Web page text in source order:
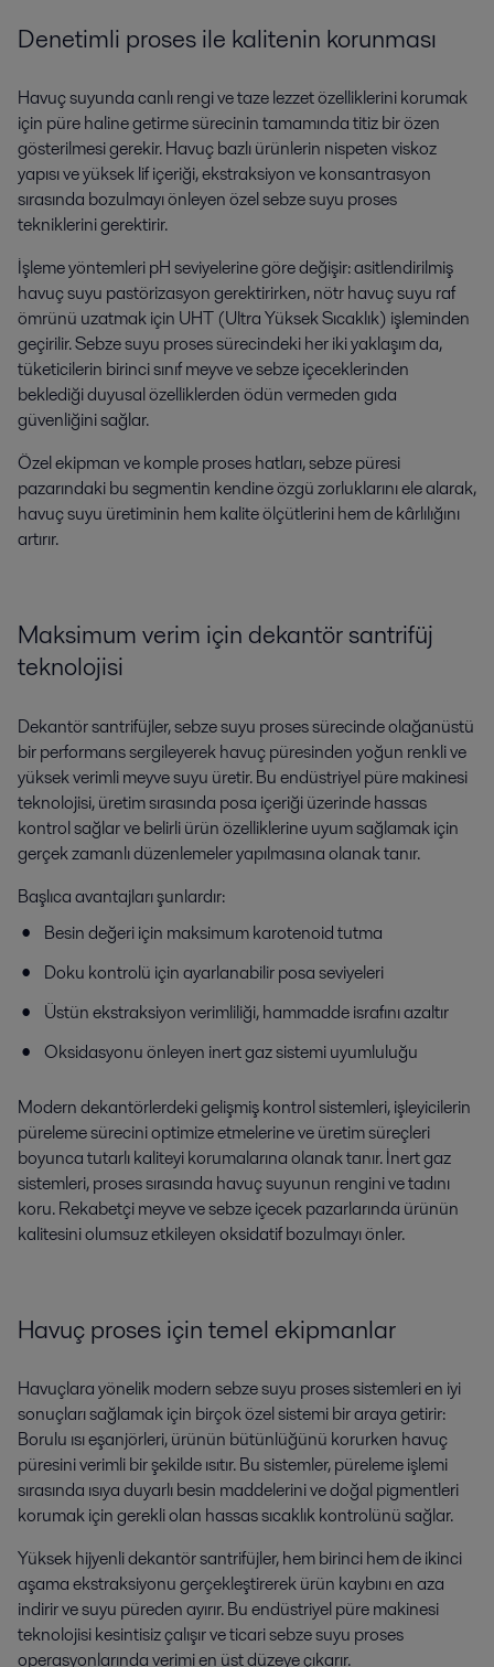
Denetimli proses ile kalitenin korunması
Havuç suyunda canlı rengi ve taze lezzet özelliklerini korumak
için püre haline getirme sürecinin tamamında titiz bir özen
gösterilmesi gerekir. Havuç bazlı ürünlerin nispeten viskoz
yapısı ve yüksek lif içeriği, ekstraksiyon ve konsantrasyon
sırasında bozulmayı önleyen özel sebze suyu proses
tekniklerini gerektirir.
İşleme yöntemleri pH seviyelerine göre değişir: asitlendirilmiş
havuç suyu pastörizasyon gerektirirken, nötr havuç suyu raf
ömrünü uzatmak için UHT (Ultra Yüksek Sıcaklık) işleminden
geçirilir. Sebze suyu proses sürecindeki her iki yaklaşım da,
tüketicilerin birinci sınıf meyve ve sebze içeceklerinden
beklediği duyusal özelliklerden ödün vermeden gıda
güvenliğini sağlar.
Özel ekipman ve komple proses hatları, sebze püresi
pazarındaki bu segmentin kendine özgü zorluklarını ele alarak,
havuç suyu üretiminin hem kalite ölçütlerini hem de kârlılığını
artırır.
Maksimum verim için dekantör santrifüj
teknolojisi
Dekantör santrifüjler, sebze suyu proses sürecinde olağanüstü
bir performans sergileyerek havuç püresinden yoğun renkli ve
yüksek verimli meyve suyu üretir. Bu endüstriyel püre makinesi
teknolojisi, üretim sırasında posa içeriği üzerinde hassas
kontrol sağlar ve belirli ürün özelliklerine uyum sağlamak için
gerçek zamanlı düzenlemeler yapılmasına olanak tanır.
Başlıca avantajları şunlardır:
Besin değeri için maksimum karotenoid tutma
Doku kontrolü için ayarlanabilir posa seviyeleri
Üstün ekstraksiyon verimliliği, hammadde israfını azaltır
Oksidasyonu önleyen inert gaz sistemi uyumluluğu
Modern dekantörlerdeki gelişmiş kontrol sistemleri, işleyicilerin
püreleme sürecini optimize etmelerine ve üretim süreçleri
boyunca tutarlı kaliteyi korumalarına olanak tanır. İnert gaz
sistemleri, proses sırasında havuç suyunun rengini ve tadını
koru. Rekabetçi meyve ve sebze içecek pazarlarında ürünün
kalitesini olumsuz etkileyen oksidatif bozulmayı önler.
Havuç proses için temel ekipmanlar
Havuçlara yönelik modern sebze suyu proses sistemleri en iyi
sonuçları sağlamak için birçok özel sistemi bir araya getirir:
Borulu ısı eşanjörleri, ürünün bütünlüğünü korurken havuç
püresini verimli bir şekilde ısıtır. Bu sistemler, püreleme işlemi
sırasında ısıya duyarlı besin maddelerini ve doğal pigmentleri
korumak için gerekli olan hassas sıcaklık kontrolünü sağlar.
Yüksek hijyenli dekantör santrifüjler, hem birinci hem de ikinci
aşama ekstraksiyonu gerçekleştirerek ürün kaybını en aza
indirir ve suyu püreden ayırır. Bu endüstriyel püre makinesi
teknolojisi kesintisiz çalışır ve ticari sebze suyu proses
operasyonlarında verimi en üst düzeye çıkarır.